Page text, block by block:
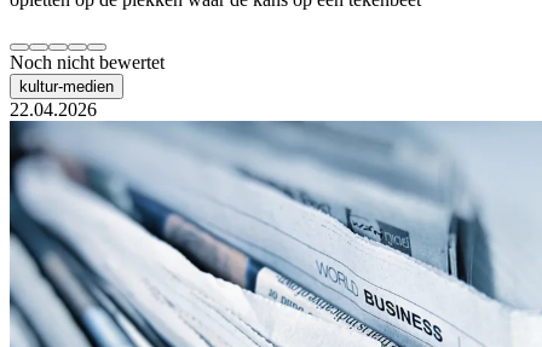
Noch nicht bewertet
kultur-medien
22.04.2026